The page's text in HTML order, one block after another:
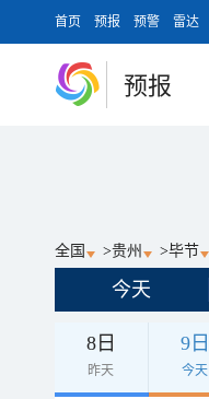
首页 预报 预警 雷达
预报
全国 >贵州 >毕节
今天
8日
昨天
9日
今天